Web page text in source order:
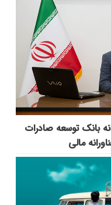
بانک توسعه صادرات
مالی